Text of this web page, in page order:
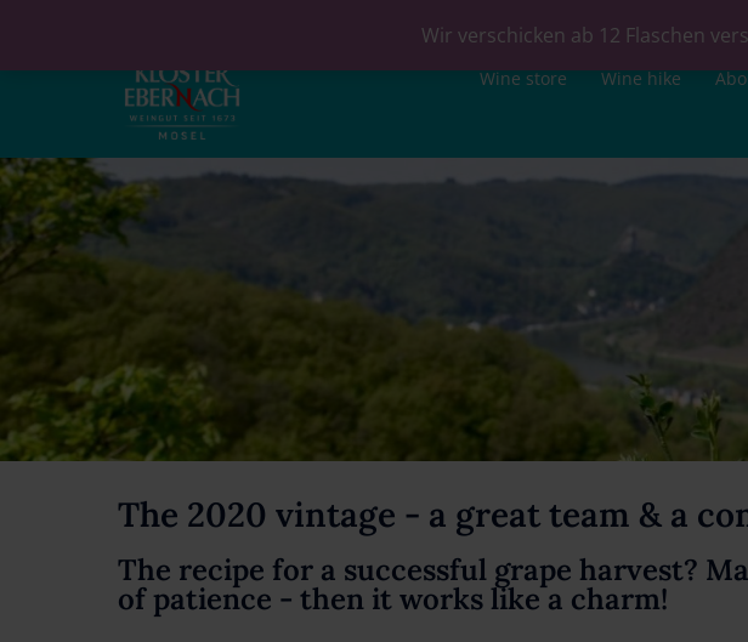
Wir verschicken ab 12 Flaschen
Wine store Wine hike
The 2020 vintage - a great team & a
The recipe for a successful grape harvest?
of patience - then it works like a charm!